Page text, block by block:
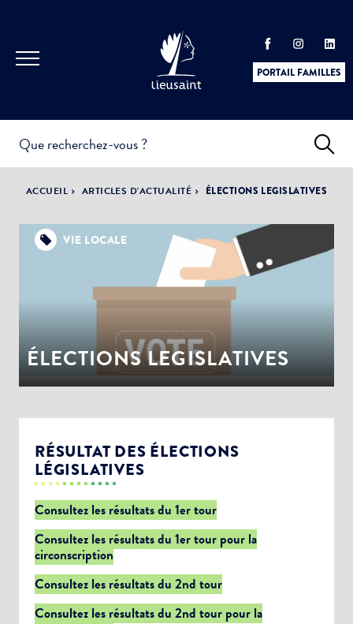
PORTAIL FAMILLES
PRATIQUES &
DÉMARCHES
ACTUALITÉS &
ÉVÈNEMENTS
LA VILLE
DÉMOCRATIE
PARTICIPATIVE
ACCUEIL ARTICLES D'ACTUALITÉ ÉLECTIONS LEGISLATIVES
VIE LOCALE
ÉLECTIONS LEGISLATIVES
RÉSULTAT DES ÉLECTIONS
LÉGISLATIVES
Consultez les résultats du 1er tour
Consultez les résultats du 1er tour pour la
circonscription
Consultez les résultats du 2nd tour
Consultez les résultats du 2nd tour pour la